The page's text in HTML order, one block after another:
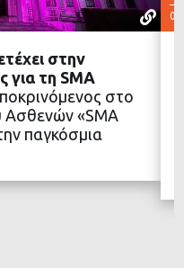
στην
για τη SMA
στο
Ασθενών «SMA
παγκόσμια